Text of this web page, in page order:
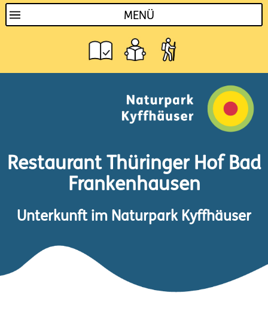
MENÜ
Restaurant Thüringer Hof Bad
Frankenhausen
Unterkunft im Naturpark Kyffhäuser